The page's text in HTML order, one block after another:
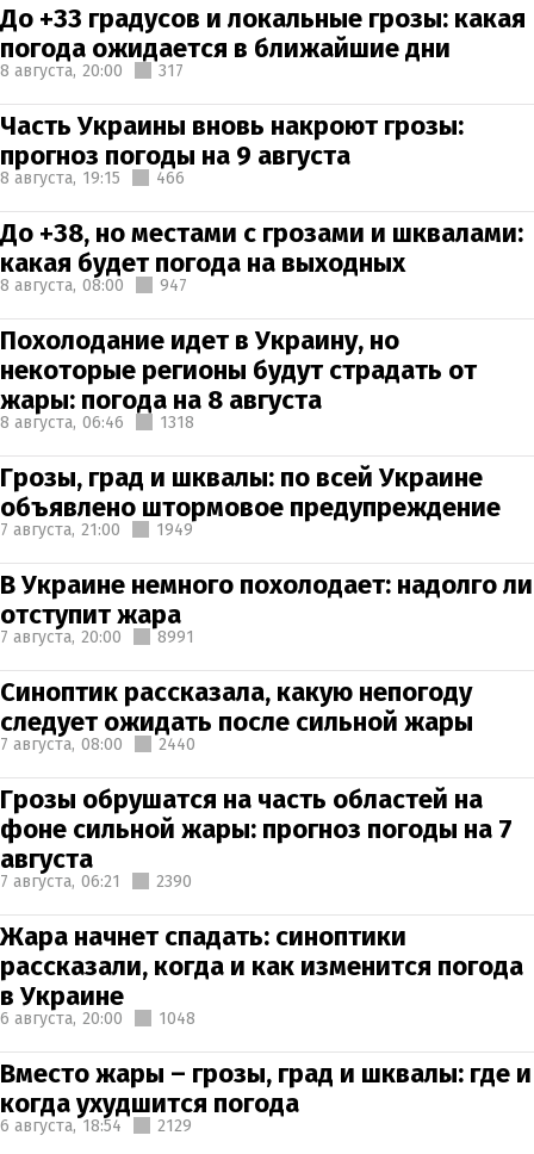
До +33 градусов и локальные грозы: какая
погода ожидается в ближайшие дни
8 августа, 20:00 317
Часть Украины вновь накроют грозы:
прогноз погоды на 9 августа
8 августа, 19:15 466
До +38, но местами с грозами и шквалами:
какая будет погода на выходных
8 августа, 08:00 947
Похолодание идет в Украину, но
некоторые регионы будут страдать от
жары: погода на 8 августа
8 августа, 06:46 1318
Грозы, град и шквалы: по всей Украине
объявлено штормовое предупреждение
7 августа, 21:00 1949
В Украине немного похолодает: надолго ли
отступит жара
7 августа, 20:00 8991
Синоптик рассказала, какую непогоду
следует ожидать после сильной жары
7 августа, 08:00 2440
Грозы обрушатся на часть областей на
фоне сильной жары: прогноз погоды на 7
августа
7 августа, 06:21 2390
Жара начнет спадать: синоптики
рассказали, когда и как изменится погода
в Украине
6 августа, 20:00 1048
Вместо жары – грозы, град и шквалы: где и
когда ухудшится погода
6 августа, 18:54 2129